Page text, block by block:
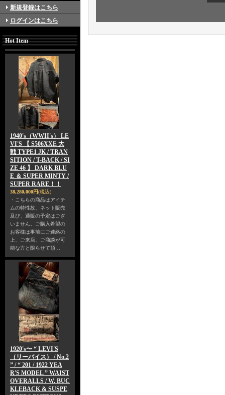
新規登録はこちら
ログインはこちら
Hot Item
1940's（WWII's） LE
VI'S 【 S506XXE 大
戦 TYPE1 JK / TRAN
SITION / T-BACK / SI
ZE 46 】 DARK BLU
E ＆ SUPER MINTY /
SUPER RARE！！
38,280,000円(税込)
・こちらの商品はアイテ
ムの特性故、ネット販売
及び、通販の予定はござ
いません。ご購入希望の
お客様は事前にご連絡の
上、ご来店、ご商談が可
能な方と限らせて頂…
1920's〜 “ LEVI'S
（リーバイス） / No.2
” / “ 201 / 1922 YEA
R'S MODEL ” WAIST
OVERALLS / W. BUC
KLEBACK & SUSPE